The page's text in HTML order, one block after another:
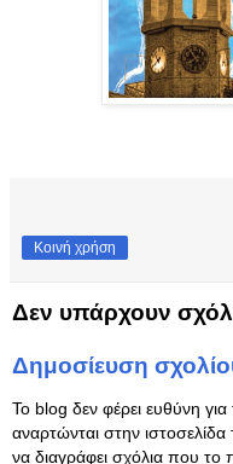
Κοινή χρήση
Δεν υπάρχουν
Δημοσίευση
Το blog δεν φέρει ευθύνη
αναρτώνται στην
να διαγράφει σχόλια που το